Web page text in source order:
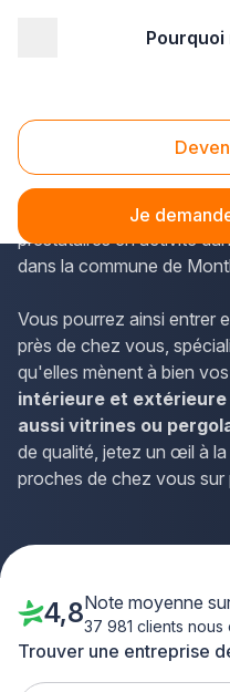
Pourquoi
Je
Menuiserie
Les menuisiers de la
que-pro.fr. L'annuaire
prestataires en activité
dans la commune de
Vous pourrez ainsi entrer
près de chez vous,
qu'elles mènent à bien
intérieure et
aussi vitrines ou
de qualité, jetez un œil à
proches de chez vous
Trouver une entreprise
4,8Note moyenne
37 981 clients